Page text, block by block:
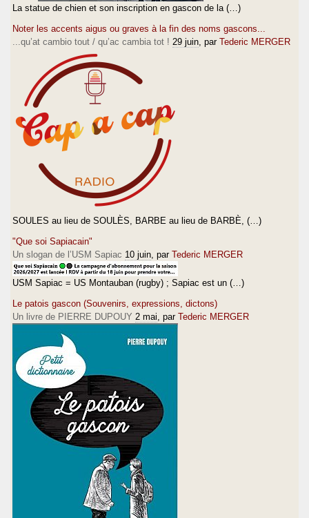
La statue de chien et son inscription en gascon de la (…)
Noter les accents aigus ou graves à la fin des noms gascons...
...qu’at cambio tout / qu’ac cambia tot ! 29 juin , par Tederic MERGER
SOULES au lieu de SOULÈS, BARBE au lieu de BARBÈ, (…)
"Que soi Sapiacain"
Un slogan de l’USM Sapiac 10 juin , par Tederic MERGER
USM Sapiac = US Montauban (rugby) ; Sapiac est un (…)
Le patois gascon (Souvenirs, expressions, dictons)
Un livre de PIERRE DUPOUY 2 mai , par Tederic MERGER